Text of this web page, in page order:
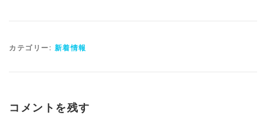
カテゴリー: 新着情報
コメントを残す